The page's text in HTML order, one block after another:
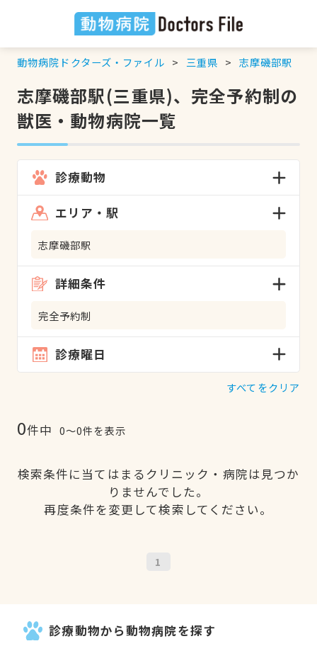
動物病院ドクターズ・ファイル 三重県 志摩磯部駅
志摩磯部駅(三重県)、完全予約制の
獣医・動物病院一覧
診療動物
エリア・駅
志摩磯部駅
詳細条件
完全予約制
診療曜日
すべてをクリア
0件中 0〜0件を表示
検索条件に当てはまるクリニック・病院は見つか
りませんでした。
再度条件を変更して検索してください。
1
診療動物から動物病院を探す